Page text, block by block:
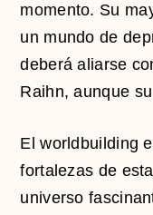
momento. Su
un mundo de
deberá aliarse
Raihn, aunque
El worldbuilding
fortalezas de
universo